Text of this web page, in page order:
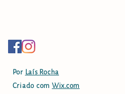
Por Laís Rocha
Criado com Wix.com